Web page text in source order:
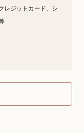
レジットカード、シ